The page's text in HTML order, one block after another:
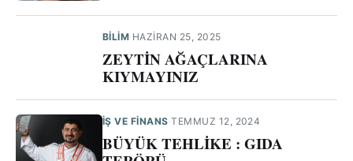
BILIM· HAZIRAN 25, 2025
ZEYTİN AĞAÇLARINA
KIYMAYINIZ
İŞ VE FİNANS·TEMMUZ 12, 2024
BÜYÜK TEHLİKE : GIDA